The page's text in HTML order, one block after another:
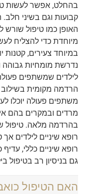
בהחלט, אפשר לעשות
קבועות וגם בשיני
האופן כמו טיפול שורש
מיוחדת כדי להצליח
במיוחד צעירים, קטנות
נדרשת מומחיות גבוהה
לילדים שמשתפים
הרדמה מקומית בשילוב
משתפים פעולה יוכלו
מרדים ובמקרים בהם
בהרדמה מלאה. טיפול
רופא שיניים לילדים
רופא שיניים כללי,
גם בניסיון רב בטיפול
האם הטיפול